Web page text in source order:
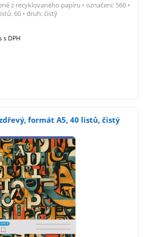
s DPH
z recyklovaného papíru • označení: 560 •
60 • druh: čistý
formát A5, 40 listů, čistý